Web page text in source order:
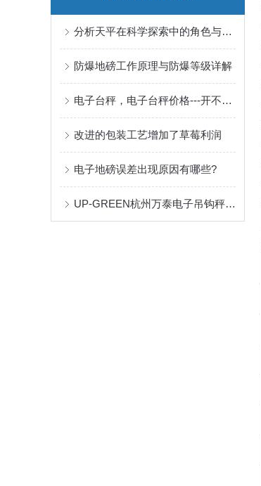
分析天平在科学探索中的角色与影响
防爆地磅工作原理与防爆等级详解
电子台秤，电子台秤价格---开不了机有几种情况
改进的包装工艺增加了草莓利润
电子地磅误差出现原因有哪些?
UP-GREEN杭州万泰电子吊钩秤标定方法